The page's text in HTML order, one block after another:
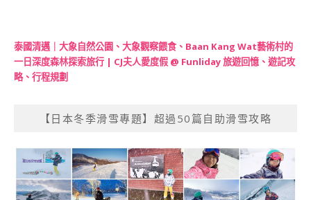
泰國清邁｜大象自然公園、大象觀察餵食、Baan Kang Wat藝術村的
一日深度森林探索旅行 | CJ夫人愛度假 @ Funliday 旅遊回憶、遊記攻
略、行程規劃
【日本冬季滑雪專題】超過50篇自助滑雪攻略